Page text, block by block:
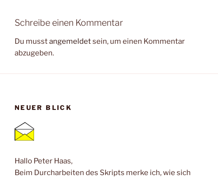
Schreibe einen Kommentar
Du musstangemeldetsein, um einen Kommentar
abzugeben.
NEUER BLICK
Hallo Peter Haas,
Beim Durcharbeiten des Skripts merke ich, wie sich